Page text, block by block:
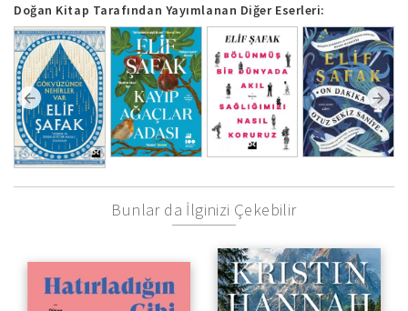
Doğan Kitap Tarafından Yayımlanan Diğer Eserleri:
Bunlar da İlginizi Çekebilir